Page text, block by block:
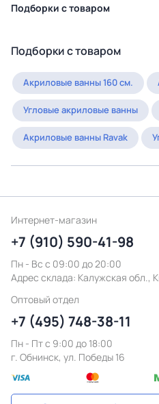
Подборки с товаром
Подборки с товаром
Акриловые ванны 160 см.
Угловые акриловые ванны
Акриловые ванны Ravak
Интернет-магазин
+7 (910) 590-41-98
Пн - Вс с 09:00 до 20:00
Адрес склада: Калужская обл.,
Оптовый отдел
+7 (495) 748-38-11
Пн - Пт c 9:00 до 18:00
г. Обнинск, ул. Победы 16